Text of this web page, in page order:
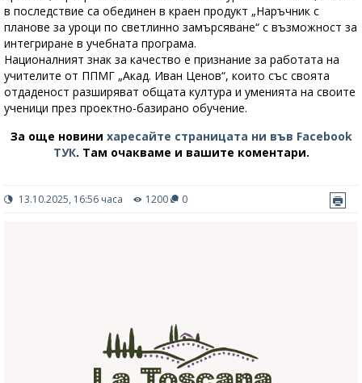
в последствие са обединен в краен продукт „Наръчник с
планове за уроци по светлинно замърсяване“ с възможност за
интегриране в учебната програма.
Националният знак за качество е признание за работата на
учителите от ППМГ „Акад. Иван Ценов“, които със своята
отдаденост разширяват общата култура и уменията на своите
ученици през проектно-базирано обучение.
За още новини харесайте страницата ни във Facebook
ТУК. Там очакваме и вашите коментари.
13.10.2025, 16:56 часа 1200 0